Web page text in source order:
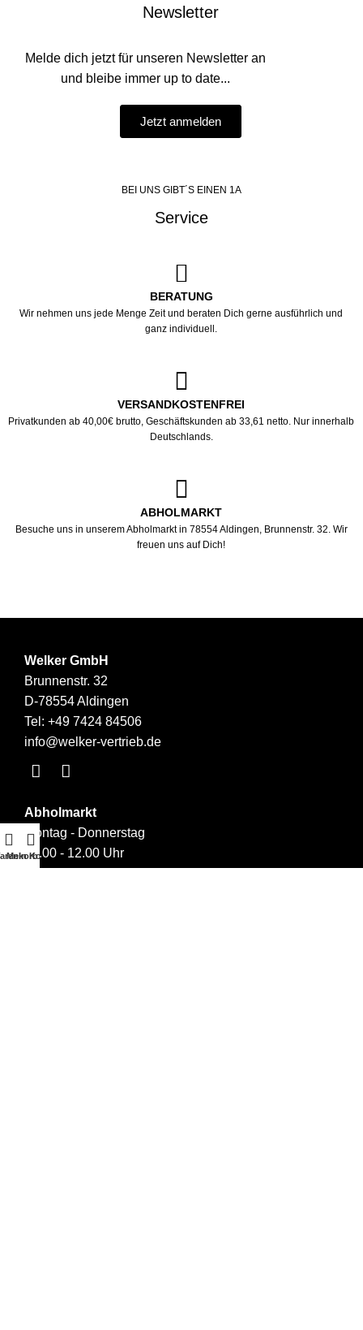
Newsletter
Melde dich jetzt für unseren Newsletter an
und bleibe immer up to date...
Jetzt anmelden
BEI UNS GIBT´S EINEN 1A
Service
BERATUNG
Wir nehmen uns jede Menge Zeit und beraten Dich gerne ausführlich und
ganz individuell.
VERSANDKOSTENFREI
Privatkunden ab 40,00€ brutto, Geschäftskunden ab 33,61 netto. Nur innerhalb
Deutschlands.
ABHOLMARKT
Besuche uns in unserem Abholmarkt in 78554 Aldingen, Brunnenstr. 32. Wir
freuen uns auf Dich!
Welker GmbH
Brunnenstr. 32
D-78554 Aldingen
Tel: +49 7424 84506
info@welker-vertrieb.de
Abholmarkt
Montag - Donnerstag
09.00 - 12.00 Uhr
Mein Konto